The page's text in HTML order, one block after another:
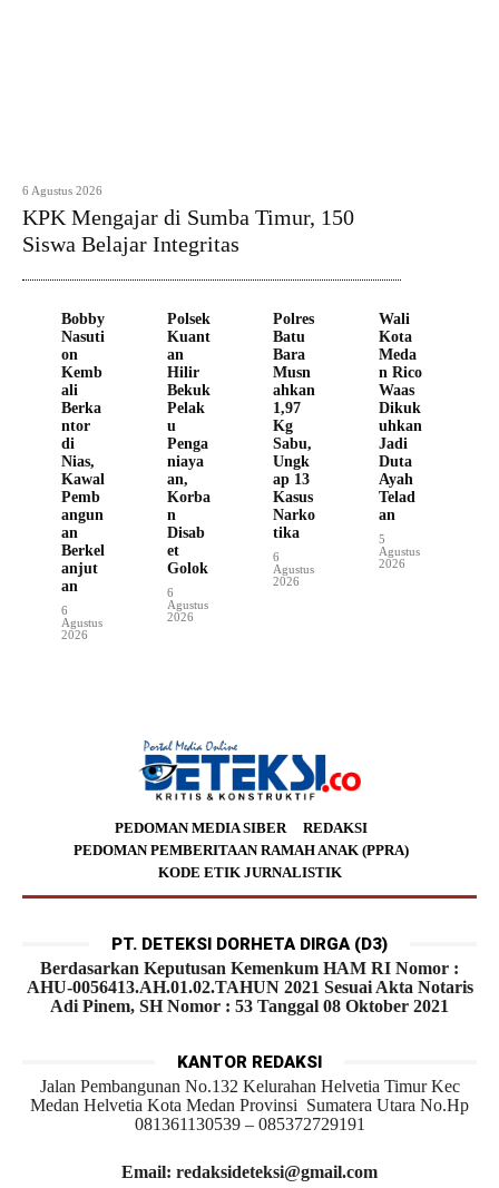
6 Agustus 2026
KPK Mengajar di Sumba Timur, 150
Siswa Belajar Integritas
Bobby
Nasuti
on
Kemb
ali
Berka
ntor
di
Nias,
Kawal
Pemb
angun
an
Berkel
anjut
an
6
Agustus
2026
Polsek
Kuant
an
Hilir
Bekuk
Pelak
u
Penga
niaya
an,
Korba
n
Disab
et
Golok
6
Agustus
2026
Polres
Batu
Bara
Musn
ahkan
1,97
Kg
Sabu,
Ungk
ap 13
Kasus
Narko
tika
6
Agustus
2026
Wali
Kota
Meda
n Rico
Waas
Dikuk
uhkan
Jadi
Duta
Ayah
Telad
an
5
Agustus
2026
PEDOMAN MEDIA SIBER
REDAKSI
PEDOMAN PEMBERITAAN RAMAH ANAK (PPRA)
KODE ETIK JURNALISTIK
PT. DETEKSI DORHETA DIRGA (D3)
Berdasarkan Keputusan Kemenkum HAM RI Nomor :
AHU-0056413.AH.01.02.TAHUN 2021 Sesuai Akta Notaris
Adi Pinem, SH Nomor : 53 Tanggal 08 Oktober 2021
KANTOR REDAKSI
Jalan Pembangunan No.132 Kelurahan Helvetia Timur Kec
Medan Helvetia Kota Medan Provinsi Sumatera Utara No.Hp
081361130539 – 085372729191
Email: redaksideteksi@gmail.com